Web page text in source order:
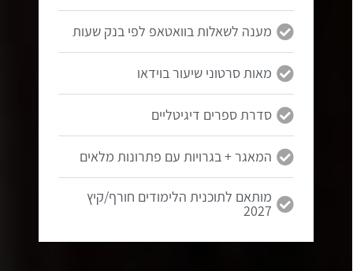
מענה לשאלות בוואטאפ לפי בנק שעות
מאות סרטוני שיעור בוידאו
סדרת ספרים דיגיטליים
המאגר + בגרויות עם פתרונות מלאים
מותאם לתוכנית הלימודים חורף/קיץ
2027